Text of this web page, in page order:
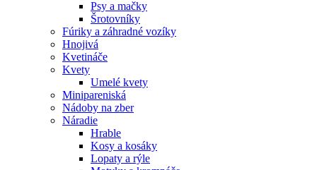
Psy a mačky
Šrotovníky
Fúriky a záhradné vozíky
Hnojivá
Kvetináče
Kvety
Umelé kvety
Minipareniská
Nádoby na zber
Náradie
Hrable
Kosy a kosáky
Lopaty a rýle